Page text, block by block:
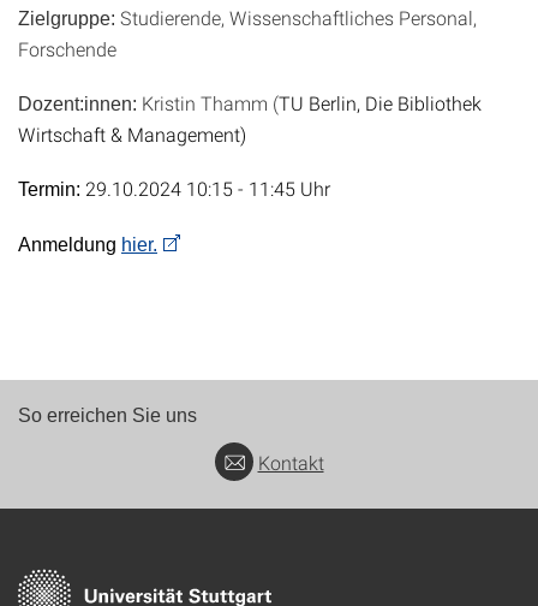
Zielgruppe: Studierende, Wissenschaftliches Personal,
Forschende
Dozent:innen: Kristin Thamm (TU Berlin, Die Bibliothek
Wirtschaft & Management)
Termin: 29.10.2024 10:15 - 11:45 Uhr
Anmeldung hier.
So erreichen Sie uns
Kontakt